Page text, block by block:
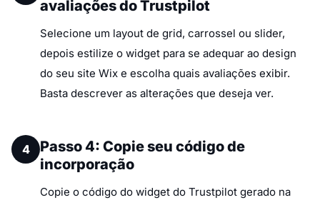
avaliações do Trustpilot
Selecione um layout de grid, carrossel ou slider,
depois estilize o widget para se adequar ao design
do seu site Wix e escolha quais avaliações exibir.
Basta descrever as alterações que deseja ver.
4
Passo 4: Copie seu código de
incorporação
Copie o código do widget do Trustpilot gerado na